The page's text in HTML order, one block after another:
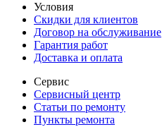
Условия
Скидки для клиентов
Договор на обслуживание
Гарантия работ
Доставка и оплата
Сервис
Сервисный центр
Статьи по ремонту
Пункты ремонта